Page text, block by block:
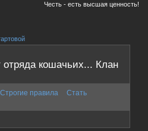
Честь - есть высшая ценность!
кошачьих... Клан
Строгие правила
Стать